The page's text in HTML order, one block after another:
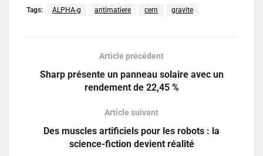
Tags: ALPHA-g antimatiere cern gravite
Article précédent
Sharp présente un panneau solaire avec un
rendement de 22,45 %
Article suivant
Des muscles artificiels pour les robots : la
science-fiction devient réalité